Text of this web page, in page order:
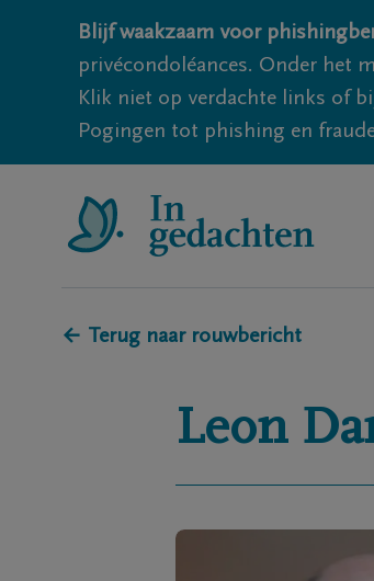
Blijf waakzaam voor
privécondoléances. Onder het
Klik niet op verdachte links of
Pogingen tot phishing en
← Terug naar rouwbericht
Leon